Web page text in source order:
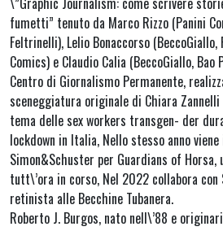
fumetti” tenuto da Marco Rizzo (Panini
Feltrinelli), Lelio Bonaccorso
Comics) e Claudio Calia (BeccoGiallo,
Centro di Giornalismo Permanente,
sceneggiatura originale di Chiara
tema delle sex workers transgen- der
lockdown in Italia, Nello stesso anno
Simon&Schuster per Guardians of Horsa,
tutt\’ora in corso, Nel 2022 collabora
retinista alle Becchine Tubanera.
Roberto J. Burgos, nato nell\’88 e